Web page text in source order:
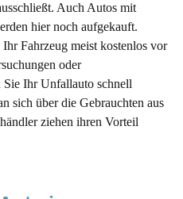
Auch Autos mit
hier noch aufgekauft.
Fahrzeug meist kostenlos vor
oder
Sie Ihr Unfallauto schnell
sich über die Gebrauchten aus
ziehen ihren Vorteil